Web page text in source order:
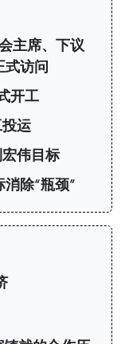
主席、下议
式访问
开工
运
伟目标
除“瓶颈”